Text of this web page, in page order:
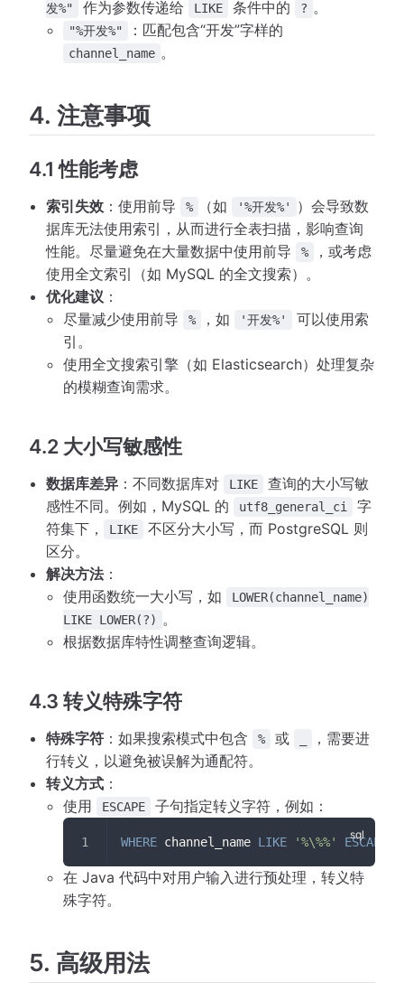
发%" 作为参数传递给 LIKE 条件中的 ? 。
"%开发%" ：匹配包含“开发”字样的
channel_name 。
4. 注意事项
4.1 性能考虑
索引失效 ：使用前导 % （如 '%开发%'
）会导致数
据库无法使用索引，从而进行全表扫描，影响查询
性能。尽量避免在大量数据中使用前导
%
，或考虑
使用全文索引（如 MySQL 的全文搜索）。
优化建议 ：
尽量减少使用前导
% ，如 '开发%'
可以使用索
引。
使用全文搜索引擎（如 Elasticsearch）处理复杂
的模糊查询需求。
4.2 大小写敏感性
数据库差异 ：不同数据库对 LIKE
查询的大小写敏
感性不同。例如，MySQL 的
utf8_general_ci
字
符集下，
LIKE
不区分大小写，而 PostgreSQL 则
区分。
解决方法：
使用函数统一大小写，如
LOWER(channel_name)
LIKE LOWER(?)
。
根据数据库特性调整查询逻辑。
4.3 转义特殊字符
特殊字符 ：如果搜索模式中包含 % 或
，需要进
行转义，以避免被误解为通配符。
转义方式 ：
使用
ESCAPE 子句指定转义字符，例如：
WHERE channel_name LIKE '%\%%' ESCAPE
在 Java 代码中对用户输入进行预处理，转义特
殊字符。
5. 高级用法